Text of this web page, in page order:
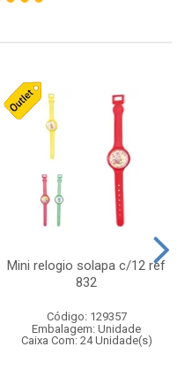
Mini relogio solapa c/12 ref
832
Código: 129357
Embalagem: Unidade
Caixa Com: 24 Unidade(s)